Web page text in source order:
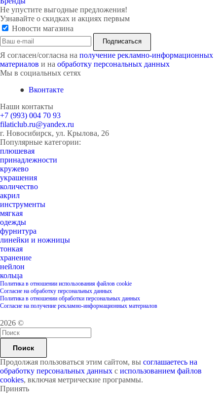
Не упустите выгодные предложения!
Узнавайте о скидках и акциях первым
Новости магазина
Я согласен/согласна на получение рекламно-информационных
материалов и на обработку персональных данных
Мы в социальных сетях
Вконтакте
Наши контакты
+7 (993) 004 70 93
filaticlub.ru@yandex.ru
г. Новосибирск, ул. Крылова, 26
Популярные категории:
плюшевая
принадлежности
кружево
украшения
количество
акрил
инструменты
мягкая
одежды
фурнитура
линейки и ножницы
тонкая
хранение
нейлон
кольца
Политика в отношении использования файлов cookie
Согласие на обработку персональных данных
Политика в отношении обработки персональных данных
Согласие на получение рекламно-информационных материалов
2026 ©
Поиск
Продолжая пользоваться этим сайтом, вы соглашаетесь на
обработку персональных данных с использованием файлов
cookies, включая метрические программы.
Принять